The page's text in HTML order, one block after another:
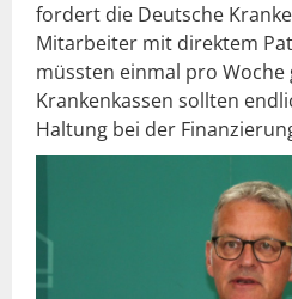
fordert die Deutsche
Mitarbeiter mit direktem
müssten einmal pro
Krankenkassen sollten
Haltung bei der